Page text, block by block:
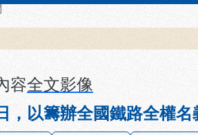
容全文影像
，以籌辦全國鐵路全權